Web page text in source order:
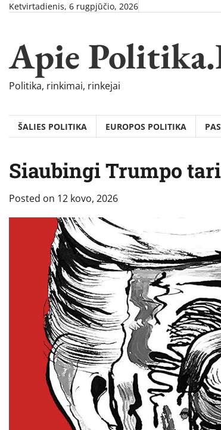
SkipKetvirtadienis, 6 rugpjūčio, 2026
Apie
Politika, rinkimai, rinkejai
ŠALIES POLITIKA EUROPOS POLITIKA
Siaubingi Trumpo
Posted on 12 kovo, 2026